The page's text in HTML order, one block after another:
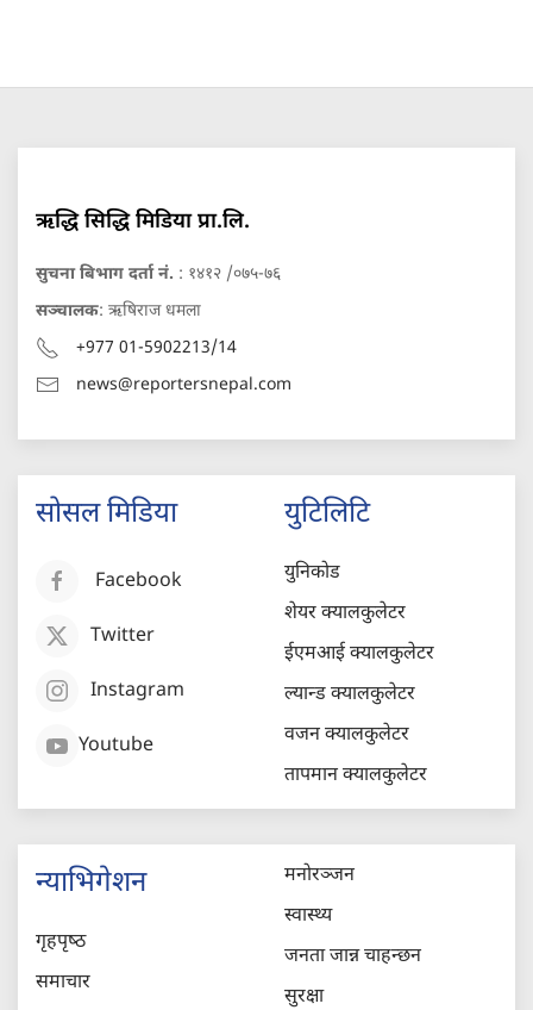
ऋद्धि सिद्धि मिडिया प्रा.लि.
सुचना बिभाग दर्ता नं. : १४१२ /०७५-७६
सञ्चालक: ऋषिराज धमला
+977 01-5902213/14
news@reportersnepal.com
सोसल मिडिया
Facebook
Twitter
Instagram
Youtube
युटिलिटि
युनिकोड
शेयर क्यालकुलेटर
ईएमआई क्यालकुलेटर
ल्यान्ड क्यालकुलेटर
वजन क्यालकुलेटर
तापमान क्यालकुलेटर
न्याभिगेशन
गृहपृष्‍ठ
समाचार
मनोरञ्जन
स्वास्थ्य
जनता जान्न चाहन्छन
सुरक्षा